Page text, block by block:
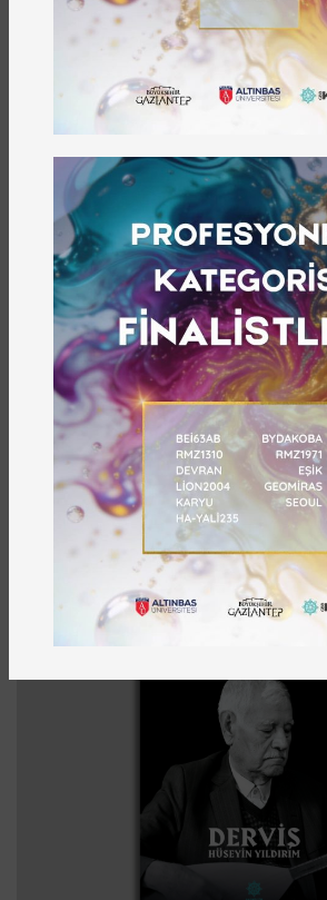
Gaziantep şehir kültürünün
olan Gaziantep ağzı göz
Gaziantepli meramını kendi öz
beslenen Gaziantep ağzı ile
kültürünü bu temel unsur ile
kitapta Gaziantep ağzını hikâyeleri
kayıt altına almaktadır. Bu
ağzını tozlu raflardan kurtararak
taşımaktadır.
Sonraki
ÖNE ÇIKANLAR